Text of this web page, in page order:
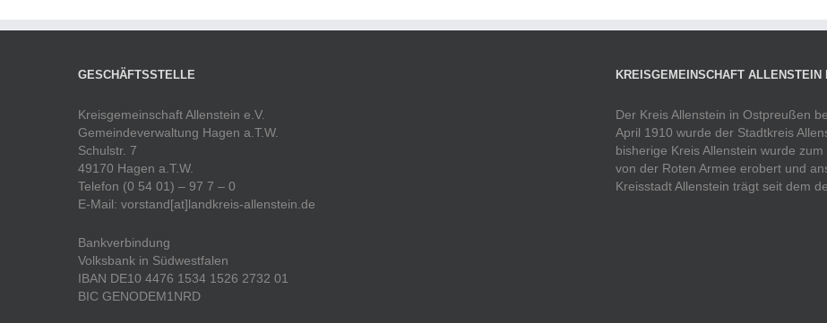
GESCHÄFTSSTELLE
Kreisgemeinschaft Allenstein e.V.
Gemeindeverwaltung Hagen a.T.W.
Schulstr. 7
49170 Hagen a.T.W.
Telefon (0 54 01) – 97 7 – 0
E-Mail: vorstand[at]landkreis-allenstein.de
Bankverbindung
Volksbank in Südwestfalen
IBAN DE10 4476 1534 1526 2732 01
BIC GENODEM1NRD
KREISGEMEINSCHAFT ALLENSTEIN
Der Kreis Allenstein in Ostpreußen
April 1910 wurde der Stadtkreis
bisherige Kreis Allenstein wurde
von der Roten Armee erobert und
Kreisstadt Allenstein trägt seit dem